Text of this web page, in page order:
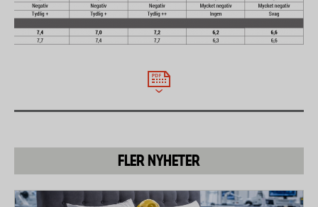
FLER NYHETER